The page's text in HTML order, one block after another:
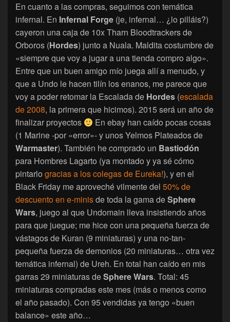
En cuanto a las compras, seguimos con temática
infernal. En Infernal Forge (je, infernal… ¿lo pilláis?)
cayeron una caja de 10x Tharn Bloodtrackers de
Orboros (Hordes) junto a Nuala. Maldita costumbre de
«siempre que voy a jugar a una tienda compro algo».
Entre que un buen amigo mío juega allí a menudo, y
que a Undo le hacen tilín los enanos, me parece que
voy a poder retomar la Escalada de Hordes (escalada
de 2008, la primera que hicimos). 2015 será un año de
finalizar proyectos
En ebay han caído pocas cosas
(1 Marine -por «error»- y unos Yelmos Plateados de
Warmaster). También he comprado un Bastiodón
para Hombres Lagarto (ya montado y ya sé cómo
pintarlo gracias a los colegas de Eureka!), y en el
Black Friday me aproveché vilmente del 50% de
descuento en e-minisde toda la gama deSphere
Wars, juego al que Undomain lleva insistiendo años
para que juegue; me hice con una pequeña fuerza de
vástagos de Kuran (9 miniaturas) y una no-tan-
pequeña fuerza de demonios (20 miniaturas… otra vez
temática infernal) de Ureh. En total han caído en mis
garras 29 miniaturas deSphere Wars. Total: 45
miniaturas compradas este mes (más o menos como
el año pasado). Con 95 vendidas ya tengo «buen
balance» este año…